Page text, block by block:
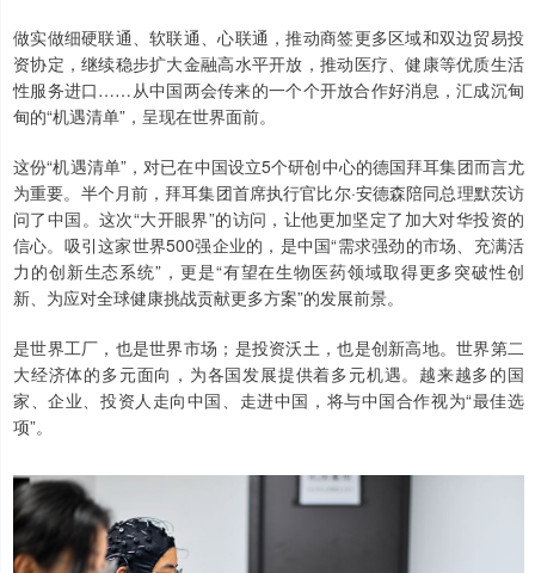
做实做细硬联通、软联通、心联通，推动商签更多区域和双边贸易投
资协定，继续稳步扩大金融高水平开放，推动医疗、健康等优质生活
性服务进口……从中国两会传来的一个个开放合作好消息，汇成沉甸
甸的“机遇清单”，呈现在世界面前。
这份“机遇清单”，对已在中国设立5个研创中心的德国拜耳集团而言尤
为重要。半个月前，拜耳集团首席执行官比尔·安德森陪同总理默茨访
问了中国。这次“大开眼界”的访问，让他更加坚定了加大对华投资的
信心。吸引这家世界500强企业的，是中国“需求强劲的市场、充满活
力的创新生态系统”，更是“有望在生物医药领域取得更多突破性创
新、为应对全球健康挑战贡献更多方案”的发展前景。
是世界工厂，也是世界市场；是投资沃土，也是创新高地。世界第二
大经济体的多元面向，为各国发展提供着多元机遇。越来越多的国
家、企业、投资人走向中国、走进中国，将与中国合作视为“最佳选
项”。